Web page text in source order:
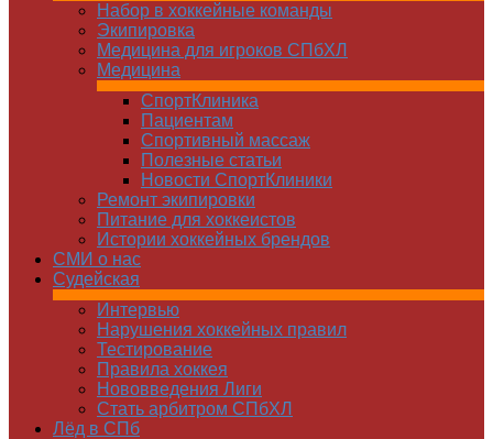
Набор в хоккейные команды
Экипировка
Медицина для игроков СПбХЛ
Медицина
СпортКлиника
Пациентам
Спортивный массаж
Полезные статьи
Новости СпортКлиники
Ремонт экипировки
Питание для хоккеистов
Истории хоккейных брендов
СМИ о нас
Судейская
Интервью
Нарушения хоккейных правил
Тестирование
Правила хоккея
Нововведения Лиги
Стать арбитром СПбХЛ
Лёд в СПб